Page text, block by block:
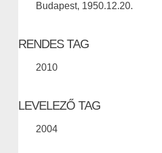
Budapest, 1950.12.20.
RENDES TAG
2010
LEVELEZŐ TAG
2004